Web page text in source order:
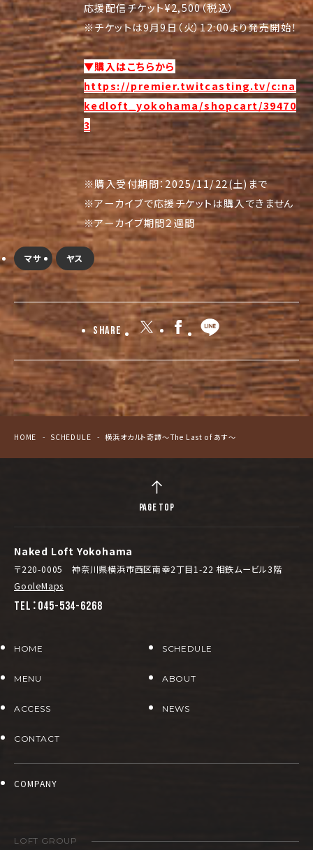
応援配信チケット¥2,500（税込）
※チケットは9月9日（火）12:00より発売開始！
▼購入はこちらから
https://premier.twitcasting.tv/c:na
kedloft_yokohama/shopcart/39470
3
※購入受付期間：2025/11/22(土)まで
※アーカイブで応援チケットは購入できません
※アーカイブ期間２週間
マサ ヤス
Share
HOME SCHEDULE 横浜オカルト奇譚～The Last of あす～
Naked Loft Yokohama
〒220-0005 神奈川県横浜市西区南幸2丁目1-22 相鉄ムービル3階
GooleMaps
TEL：045-534-6268
HOME SCHEDULE
MENU ABOUT
ACCESS NEWS
CONTACT
COMPANY
LOFT GROUP
PAGE TOP